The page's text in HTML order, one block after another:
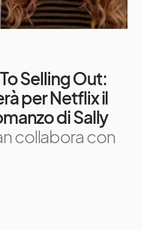
Selling Out:
per Netflix il
di Sally
collabora con